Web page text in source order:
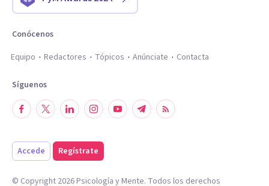
Conócenos
Equipo
Redactores Tópicos Anúnciate Contacta
Síguenos
Accede Regístrate
© Copyright 2026Psicología y Mente. Todos los derechos